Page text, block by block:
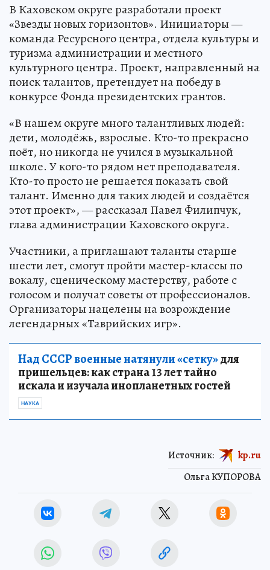
В Каховском округе разработали проект
«Звезды новых горизонтов». Инициаторы —
команда Ресурсного центра, отдела культуры и
туризма администрации и местного
культурного центра. Проект, направленный на
поиск талантов, претендует на победу в
конкурсе Фонда президентских грантов.
«В нашем округе много талантливых людей:
дети, молодёжь, взрослые. Кто-то прекрасно
поёт, но никогда не учился в музыкальной
школе. У кого-то рядом нет преподавателя.
Кто-то просто не решается показать свой
талант. Именно для таких людей и создаётся
этот проект», — рассказал Павел Филипчук,
глава администрации Каховского округа.
Участники, а приглашают таланты старше
шести лет, смогут пройти мастер-классы по
вокалу, сценическому мастерству, работе с
голосом и получат советы от профессионалов.
Организаторы нацелены на возрождение
легендарных «Таврийских игр».
Над СССР военные натянули «сетку»для
пришельцев: как страна 13 лет тайно
искала и изучала инопланетных гостей
НАУКА
Ольга КУПОРОВА
Источник: kp.ru